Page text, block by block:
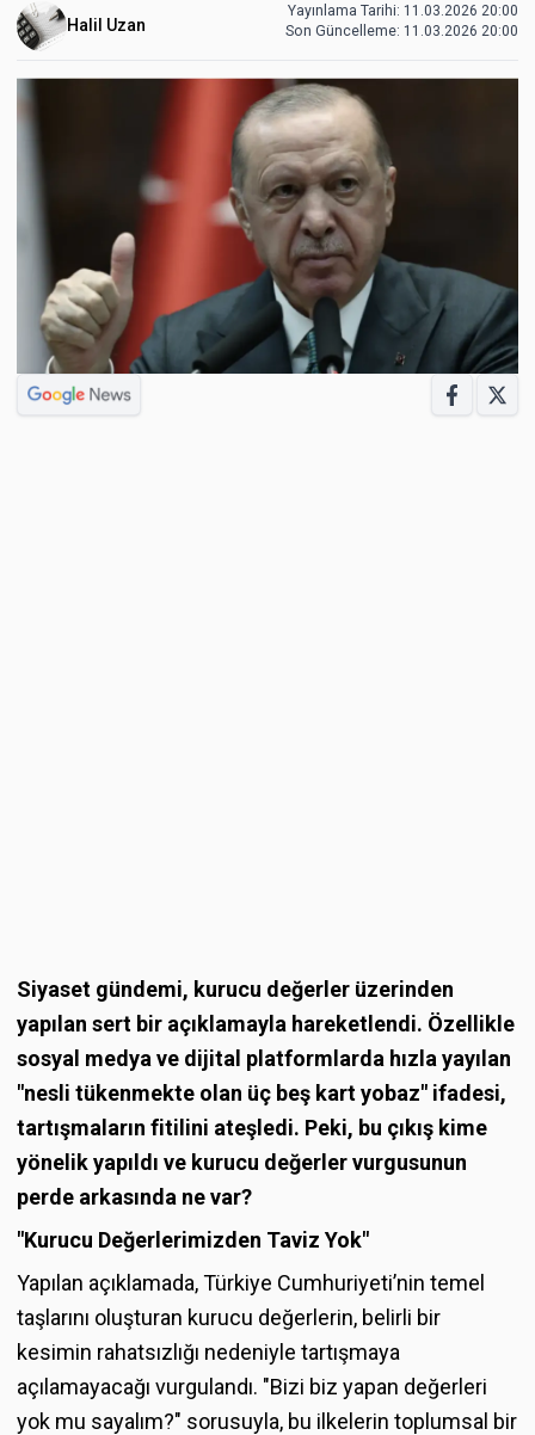
Halil Uzan
Yayınlama Tarihi: 11.03.2026 20:00
Son Güncelleme: 11.03.2026 20:00
Siyaset gündemi, kurucu değerler üzerinden
yapılan sert bir açıklamayla hareketlendi. Özellikle
sosyal medya ve dijital platformlarda hızla yayılan
"nesli tükenmekte olan üç beş kart yobaz" ifadesi,
tartışmaların fitilini ateşledi. Peki, bu çıkış kime
yönelik yapıldı ve kurucu değerler vurgusunun
perde arkasında ne var?
"Kurucu Değerlerimizden Taviz Yok"
Yapılan açıklamada, Türkiye Cumhuriyeti’nin temel
taşlarını oluşturan kurucu değerlerin, belirli bir
kesimin rahatsızlığı nedeniyle tartışmaya
açılamayacağı vurgulandı. "Bizi biz yapan değerleri
yok mu sayalım?" sorusuyla, bu ilkelerin toplumsal bir